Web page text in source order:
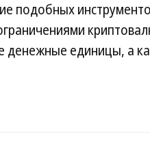
подобных
денежные единицы, а